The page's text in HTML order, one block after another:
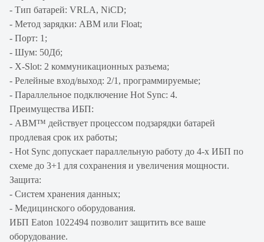
- Тип батарей: VRLA, NiCD;
- Метод зарядки: ABM или Float;
- Порт: 1;
- Шум: 50Дб;
- X-Slot: 2 коммуникационных разъема;
- Релейные вход/выход: 2/1, программируемые;
- Параллельное подключение Hot Sync: 4.
Преимущества ИБП:
- ABM™ действует процессом подзарядки батарей
продлевая срок их работы;
- Hot Sync допускает параллельную работу до 4-х ИБП по
схеме до 3+1 для сохранения и увеличения мощности.
Защита:
- Систем хранения данных;
- Медицинского оборудования.
ИБП Eaton 1022494 позволит защитить все ваше
оборудование.